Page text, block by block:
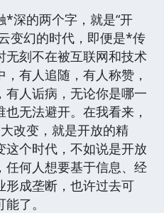
的两个字，就是“开
变幻的时代，即便是*传
无刻不在被互联网和技术
有人追随，有人称赞，
有人诟病，无论你是哪一
无法避开。在我看来，
改变，就是开放的精
这个时代，不如说是开放
任何人想要基于信息、经
形成垄断，也许过去可
了。